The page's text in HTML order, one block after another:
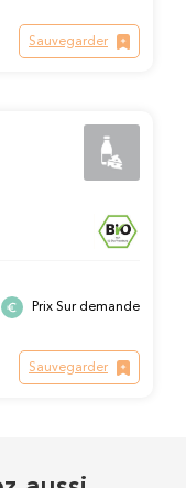
Sauvegarder
Prix Sur demande
Sauvegarder